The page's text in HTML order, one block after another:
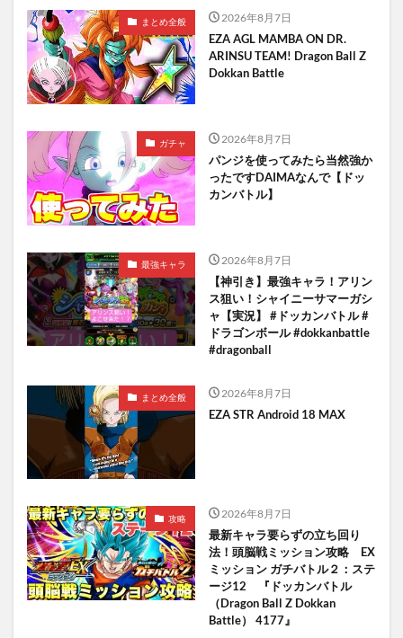
まとめ全般 2026年8月7日
EZA AGL MAMBA ON DR.
ARINSU TEAM! Dragon Ball Z
Dokkan Battle
ガチャ 2026年8月7日
パンジを使ってみたら当然強か
ったですDAIMAなんで【ドッ
カンバトル】
最強キャラ 2026年8月7日
【神引き】最強キャラ！アリン
ス狙い！シャイニーサマーガシ
ャ【実況】 #ドッカンバトル #
ドラゴンボール #dokkanbattle
#dragonball
まとめ全般 2026年8月7日
EZA STR Android 18 MAX
攻略 2026年8月7日
最新キャラ要らずの立ち回り
法！頭脳戦ミッション攻略 EX
ミッション ガチバトル２：ステ
ージ12 『ドッカンバトル
（Dragon Ball Z Dokkan
Battle） 4177』